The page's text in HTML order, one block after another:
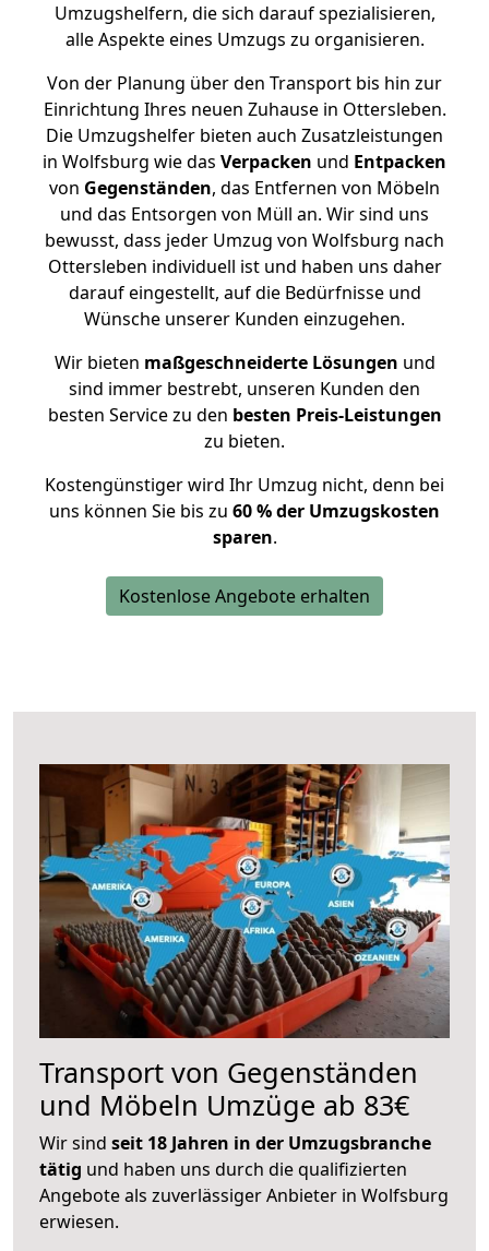
Umzugshelfern, die sich darauf spezialisieren,
alle Aspekte eines Umzugs zu organisieren.
Von der Planung über den Transport bis hin zur
Einrichtung Ihres neuen Zuhause in Ottersleben.
Die Umzugshelfer bieten auch Zusatzleistungen
in Wolfsburg wie das Verpacken und Entpacken
von Gegenständen, das Entfernen von Möbeln
und das Entsorgen von Müll an. Wir sind uns
bewusst, dass jeder Umzug von Wolfsburg nach
Ottersleben individuell ist und haben uns daher
darauf eingestellt, auf die Bedürfnisse und
Wünsche unserer Kunden einzugehen.
Wir bieten maßgeschneiderte Lösungen und
sind immer bestrebt, unseren Kunden den
besten Service zu den besten Preis-Leistungen
zu bieten.
Kostengünstiger wird Ihr Umzug nicht, denn bei
uns können Sie bis zu 60 % der Umzugskosten
sparen.
Kostenlose Angebote erhalten
Transport von Gegenständen
und Möbeln Umzüge ab 83€
Wir sind seit 18 Jahren in der Umzugsbranche
tätig und haben uns durch die qualifizierten
Angebote als zuverlässiger Anbieter in Wolfsburg
erwiesen.